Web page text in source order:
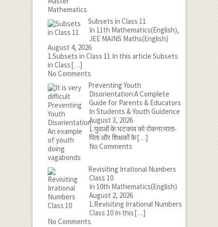
Subsets in Class 11
In 11th Mathematics(English),
JEE MAINS Maths(English)
August 4, 2026
1.Subsets in Class 11 In this article Subsets
in Class[…]
No Comments
Preventing Youth
Disorientation:A Complete
Guide for Parents & Educators
In Students & Youth Guidence
August 3, 2026
1.युवाओं के भटकाव को रोकना:माता-
पिता और शिक्षकों के[…]
No Comments
Revisiting Irrational Numbers
Class 10
In 10th Mathematics(English)
August 2, 2026
1.Revisiting Irrational Numbers
Class 10 In this[…]
No Comments